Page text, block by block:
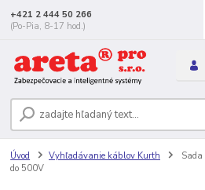
+421 2 444 50 266
(Po-Pia, 8-17 hod.)
Úvod Vyhľadávanie káblov Kurth
do 500V